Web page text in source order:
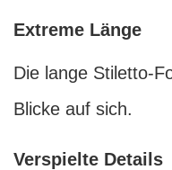
Extreme Länge
Die lange Stiletto-
Blicke auf sich.
Verspielte Details